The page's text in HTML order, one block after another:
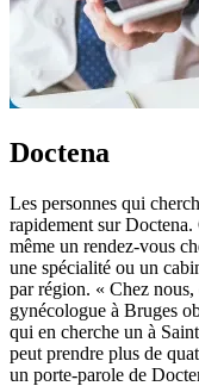
Doctena
Les personnes qui
rapidement sur
même un rendez-vous
une spécialité ou un
par région. « Chez
gynécologue à Bruges
qui en cherche un à
peut prendre plus de
un porte-parole de